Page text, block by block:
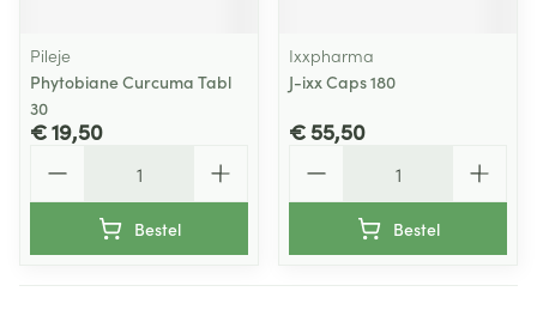
Pileje
Phytobiane Curcuma Tabl
30
€ 19,50
Bestel
Ixxpharma
J-ixx Caps 180
€ 55,50
Bestel